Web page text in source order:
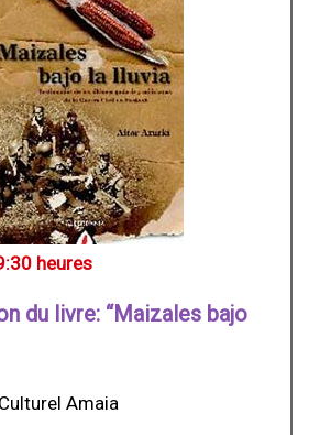
heures
du livre: “Maizales bajo
Amaia